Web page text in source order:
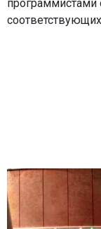
программистами